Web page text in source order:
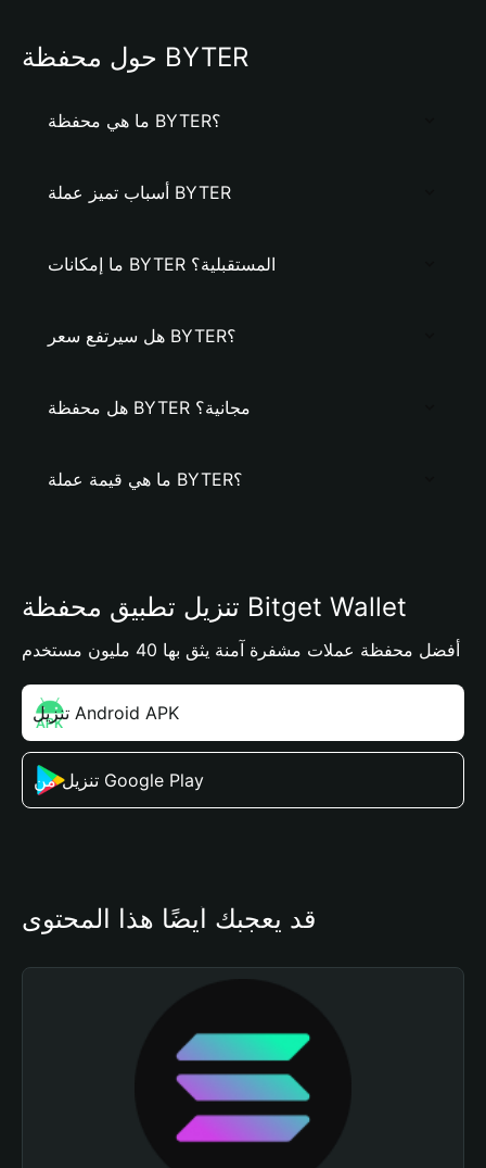
حول محفظة BYTER
ما هي محفظة BYTER؟
أسباب تميز عملة BYTER
ما إمكانات BYTER المستقبلية؟
هل سيرتفع سعر BYTER؟
هل محفظة BYTER مجانية؟
ما هي قيمة عملة BYTER؟
تنزيل تطبيق محفظة Bitget Wallet
أفضل محفظة عملات مشفرة آمنة يثق بها 40 مليون مستخدم
تنزيل Android APK
تنزيل من Google Play
قد يعجبك أيضًا هذا المحتوى